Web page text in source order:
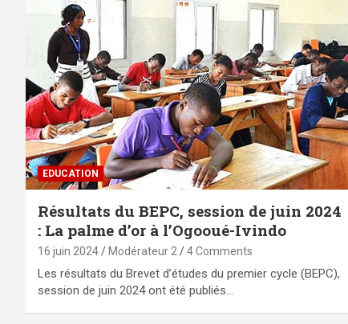
EDUCATION
Résultats du BEPC, session de juin 2024
: La palme d’or à l’Ogooué-Ivindo
16 juin 2024 Modérateur 2 4 Comments
Les résultats du Brevet d’études du premier cycle (BEPC),
session de juin 2024 ont été publiés…